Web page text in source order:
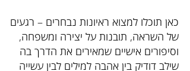
כאן תוכלו למצוא ראיונות נבחרים – רגעים
של השראה, תובנות על יצירה ומשפחה,
וסיפורים אישיים שמאירים את הדרך בה
שילב דודיק בין אהבה למילים לבין עשייה